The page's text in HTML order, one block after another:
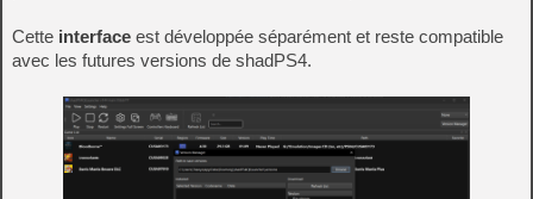
Cette interface est développée séparément et reste compatible
avec les futures versions de shadPS4.